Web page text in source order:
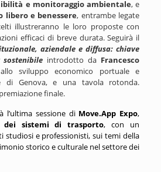
e monitoraggio ambientale, e
libero e benessere, entrambe legate
illustreranno le loro proposte con
efficaci di breve durata. Seguirà il
aziendale e diffusa: chiave
introdotto da Francesco
sviluppo economico portuale e
di Genova, e una tavola rotonda.
finale.
l’ultima sessione di Move.App Expo,
sistemi di trasporto, con un
studiosi e professionisti, sui temi della
storico e culturale nel settore dei